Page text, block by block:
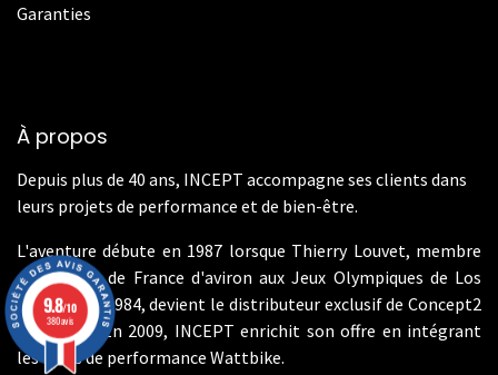
Garanties
À propos
Depuis plus de 40 ans, INCEPT accompagne ses clients dans
leurs projets de performance et de bien-être.
L'aventure débute en 1987 lorsque Thierry Louvet, membre
de l'équipe de France d'aviron aux Jeux Olympiques de Los
Angeles en 1984, devient le distributeur exclusif de Concept2
en France. En 2009, INCEPT enrichit son offre en intégrant
les vélos de performance Wattbike.
9.8/10
380 avis